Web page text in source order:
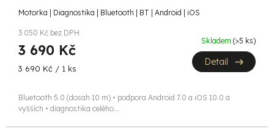
M
A
Motorka | Diagnostika | Bluetooth | BT | Android | iOS
3 050 Kč bez DPH
3 690 Kč
Měrná
3 690 Kč / 1 ks
Skladem (>5 ks)
Detail
Bluetooth 5.0 (dosah 10 m) • podpora Android 7.0 a iOS 10.0 a
vyšších • diagnostika celého...